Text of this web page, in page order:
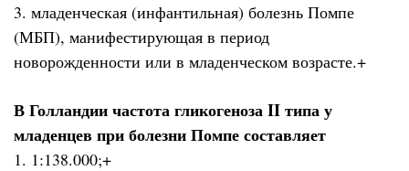
3. младенческая (инфантильная) болезнь Помпе
(МБП), манифестирующая в период
новорожденности или в младенческом возрасте.+
В Голландии частота гликогеноза II типа у
младенцев при болезни Помпе составляет
1. 1:138.000;+